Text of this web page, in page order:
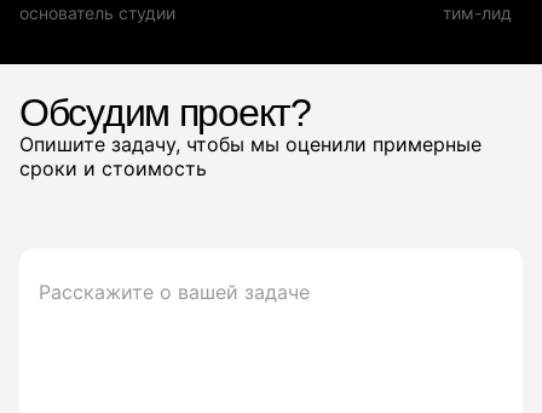
основатель студии тим-лид
Обсудим проект?
Опишите задачу, чтобы мы оценили примерные
сроки и стоимость